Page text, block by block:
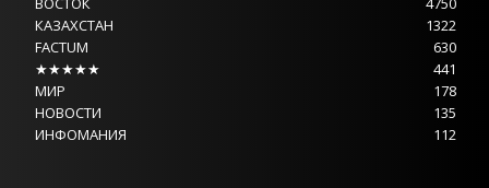
КАЗАХСТАН
1322
FACTUM
630
★★★★★
441
МИР
178
НОВОСТИ
135
ИНФОМАНИЯ
112